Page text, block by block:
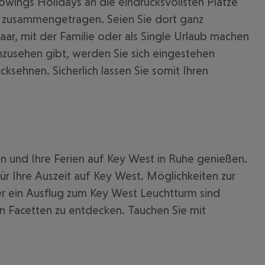
Seien Sie dort ganz
mit der Familie oder als Single Urlaub machen
gibt, werden Sie sich eingestehen
Sicherlich lassen Sie somit Ihren
und Ihre Ferien auf Key West in Ruhe genießen.
Ihre Auszeit auf Key West. Möglichkeiten zur
Ausflug zum Key West Leuchtturm sind
zu entdecken. Tauchen Sie mit